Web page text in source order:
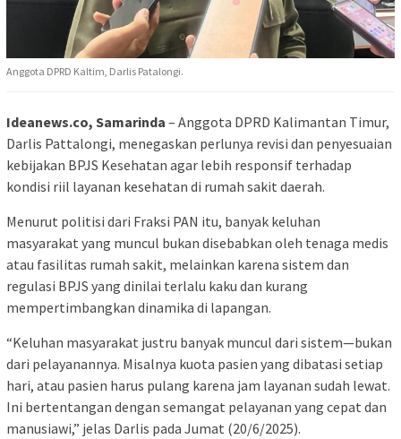
Anggota DPRD Kaltim, Darlis Patalongi.
Ideanews.co, Samarinda – Anggota DPRD Kalimantan Timur,
Darlis Pattalongi, menegaskan perlunya revisi dan penyesuaian
kebijakan BPJS Kesehatan agar lebih responsif terhadap
kondisi riil layanan kesehatan di rumah sakit daerah.
Menurut politisi dari Fraksi PAN itu, banyak keluhan
masyarakat yang muncul bukan disebabkan oleh tenaga medis
atau fasilitas rumah sakit, melainkan karena sistem dan
regulasi BPJS yang dinilai terlalu kaku dan kurang
mempertimbangkan dinamika di lapangan.
“Keluhan masyarakat justru banyak muncul dari sistem—bukan
dari pelayanannya. Misalnya kuota pasien yang dibatasi setiap
hari, atau pasien harus pulang karena jam layanan sudah lewat.
Ini bertentangan dengan semangat pelayanan yang cepat dan
manusiawi,” jelas Darlis pada Jumat (20/6/2025).